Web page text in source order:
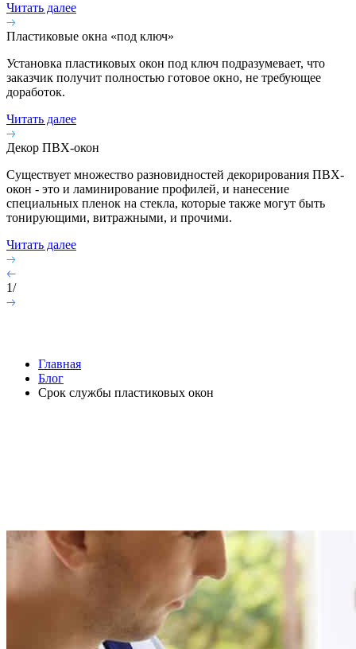
Читать далее
Пластиковые окна «под ключ»
Установка пластиковых окон под ключ подразумевает, что
заказчик получит полностью готовое окно, не требующее
доработок.
Читать далее
Декор ПВХ-окон
Существует множество разновидностей декорирования ПВХ-
окон - это и ламинирование профилей, и нанесение
специальных пленок на стекла, которые также могут быть
тонирующими, витражными, и прочими.
Читать далее
1/
Главная
Блог
Срок службы пластиковых окон